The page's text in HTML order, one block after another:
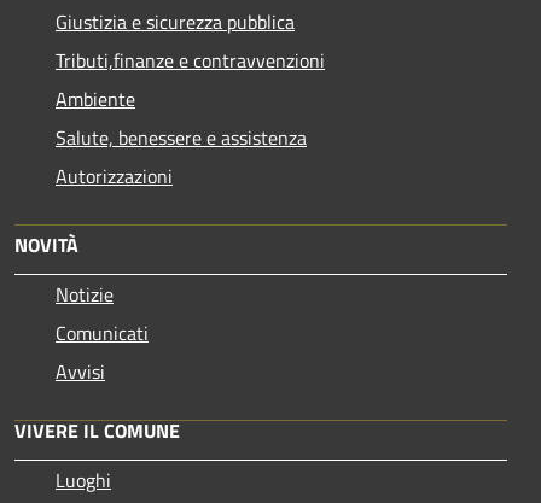
Giustizia e sicurezza pubblica
Tributi,finanze e contravvenzioni
Ambiente
Salute, benessere e assistenza
Autorizzazioni
NOVITÀ
Notizie
Comunicati
Avvisi
VIVERE IL COMUNE
Luoghi